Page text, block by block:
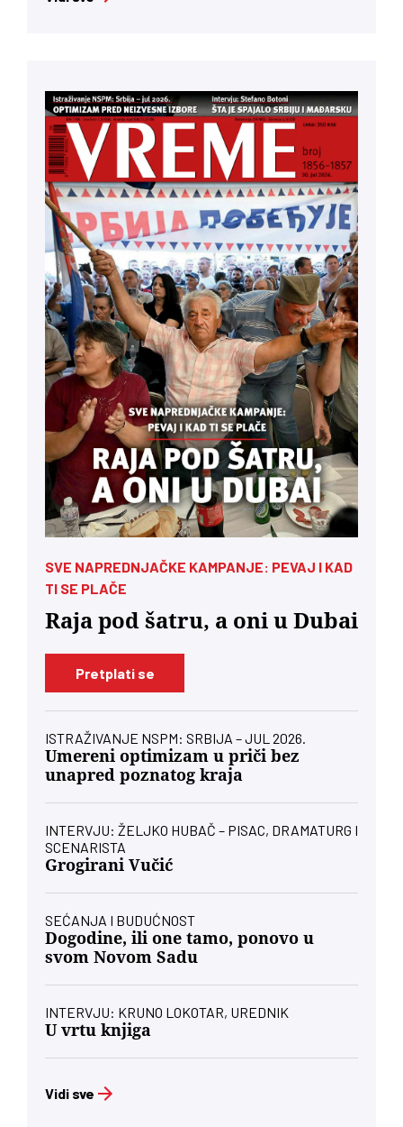
SVE NAPREDNJAČKE KAMPANJE: PEVAJ I KAD
TI SE PLAČE
Raja pod šatru, a oni u Dubai
Pretplati se
ISTRAŽIVANJE NSPM: SRBIJA – JUL 2026.
Umereni optimizam u priči bez
unapred poznatog kraja
INTERVJU: ŽELJKO HUBAČ – PISAC, DRAMATURG I
SCENARISTA
Grogirani Vučić
SEĆANJA I BUDUĆNOST
Dogodine, ili one tamo, ponovo u
svom Novom Sadu
INTERVJU: KRUNO LOKOTAR, UREDNIK
U vrtu knjiga
Vidi sve